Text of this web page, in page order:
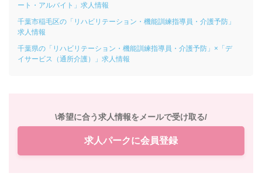
ート・アルバイト」求人情報
千葉市稲毛区の「リハビリテーション・機能訓練指導員・介護予防」
求人情報
千葉県の「リハビリテーション・機能訓練指導員・介護予防」×「デ
イサービス（通所介護）」求人情報
\希望に合う求人情報をメールで受け取る/
求人パークに会員登録